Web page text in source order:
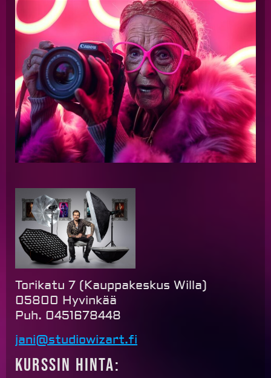
Torikatu 7 (Kauppakeskus Willa)
05800 Hyvinkää
Puh. 0451678448
jani@studiowizart.fi
Kurssin hinta: